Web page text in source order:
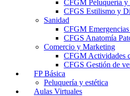
CFGM Peluquería y
CFGS Estilismo y
Sanidad
CFGM Emergencias
CFGS Anatomía
Comercio y Marketing
CFGM Actividades
CFGS Gestión de
FP Básica
Peluquería y estética
Aulas Virtuales